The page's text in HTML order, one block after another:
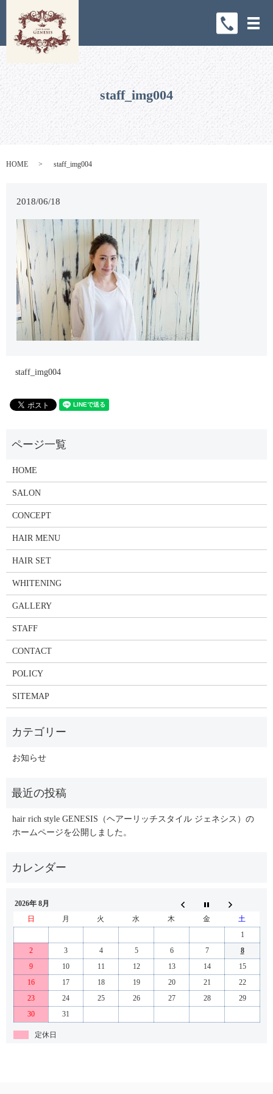
メ
staff_img004
HOME staff_img004
2018/06/18
staff_img004
HOME
SALON
CONCEPT
HAIR MENU
HAIR SET
WHITENING
GALLERY
STAFF
CONTACT
POLICY
SITEMAP
お知らせ
hair rich style GENESIS（ヘアーリッチスタイル ジェネシス）の
ホームページを公開しました。
2026年 8月
日
月 火 水 木 金
土
1
2
3 4 5 6 7
8
9
10 11 12 13 14
15
16
17 18 19 20 21
22
23
24 25 26 27 28
29
30
31
定休日